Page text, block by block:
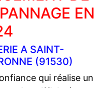
EN
A SAINT-
(91530)
qui réalise un